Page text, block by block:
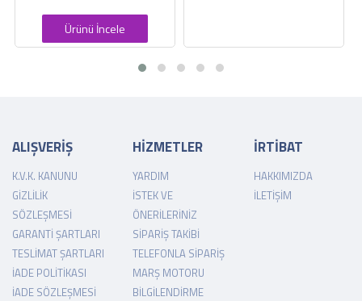
Ürünü İncele
ALIŞVERİŞ
K.V.K. KANUNU
GIZLILIK
SÖZLEŞMESI
GARANTI ŞARTLARI
TESLIMAT ŞARTLARI
İADE POLITIKASI
İADE SÖZLEŞMESI
HİZMETLER
YARDIM
İSTEK VE
ÖNERILERINIZ
SIPARIŞ TAKIBI
TELEFONLA SIPARIŞ
MARŞ MOTORU
BILGILENDIRME
İRTİBAT
HAKKIMIZDA
İLETIŞIM